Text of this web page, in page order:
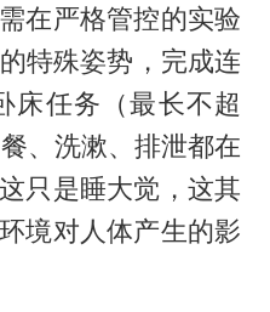
在严格管控的实验
特殊姿势，完成连
床任务（最长不超
、洗漱、排泄都在
只是睡大觉，这其
境对人体产生的影